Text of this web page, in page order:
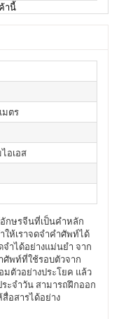
านี้
มตร
อเอส
กษรจีนที่เป็นคำหลัก
ห้เราจดจำคำศัพท์ได้
ำได้อย่างแม่นยำ จาก
พท์ที่ใช้รอบตัวจาก
ตัวอย่างประโยค แล้ว
ะจำวัน สามารถฝึกออก
สื่อสารได้อย่าง